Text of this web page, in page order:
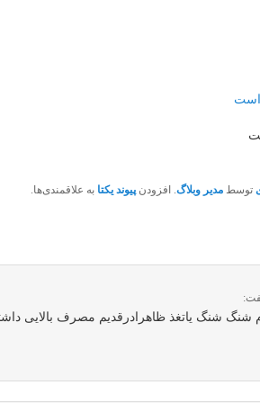
توسط مدیر وبلاگ. افزودن پیوند یکتا به علاقمندی‌ها.
شنگ شنگ یاتغذ ظاهرادرقدیم مصرف بالایی